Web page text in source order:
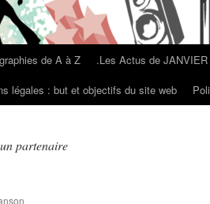
de A à Z .Les Actus de JANVIER
légales : but et objectifs du site web
partenaire